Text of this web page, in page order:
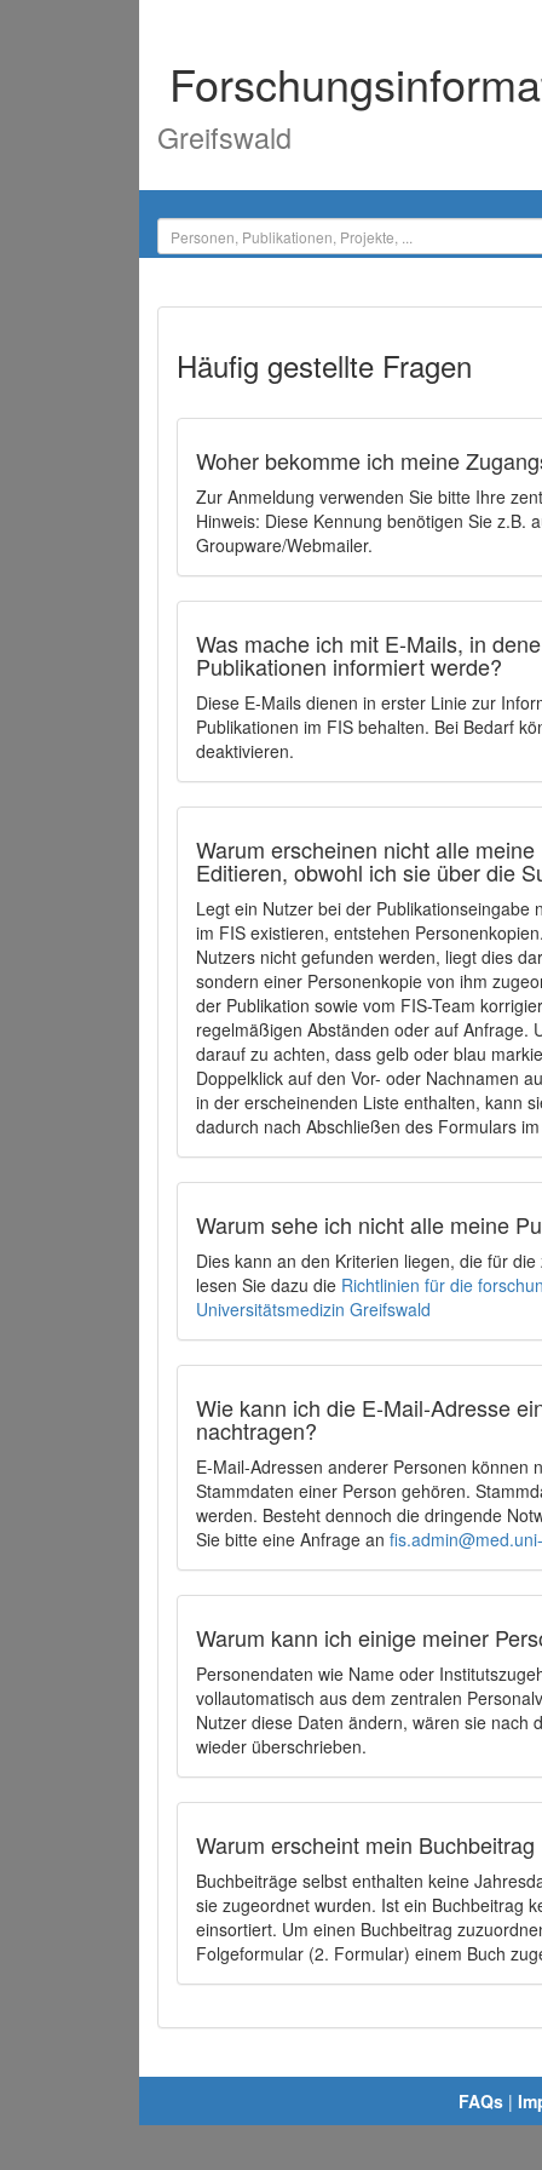
Greifswald
Häufig gestellte Fragen
Woher bekomme ich meine
Zur Anmeldung verwenden Sie bitte Ihre
Hinweis: Diese Kennung benötigen Sie z.B.
Groupware/Webmailer.
Was mache ich mit E-Mails, in
Publikationen informiert werde?
Diese E-Mails dienen in erster Linie zur
Publikationen im FIS behalten. Bei Bedarf
deaktivieren.
Warum erscheinen nicht alle
Editieren, obwohl ich sie über die
Legt ein Nutzer bei der
im FIS existieren, entstehen
Nutzers nicht gefunden werden, liegt dies
sondern einer Personenkopie von ihm
der Publikation sowie vom FIS-Team
regelmäßigen Abständen oder auf Anfrage.
darauf zu achten, dass gelb oder blau
Doppelklick auf den Vor- oder Nachnamen
in der erscheinenden Liste enthalten, kann
dadurch nach Abschließen des Formulars
Warum sehe ich nicht alle meine
Dies kann an den Kriterien liegen, die für
lesen Sie dazu die Richtlinien für die
Universitätsmedizin Greifswald
Wie kann ich die E-Mail-Adresse
nachtragen?
E-Mail-Adressen anderer Personen können
Stammdaten einer Person gehören.
werden. Besteht dennoch die dringende
Sie bitte eine Anfrage an
Warum kann ich einige meiner
Personendaten wie Name oder
vollautomatisch aus dem zentralen
Nutzer diese Daten ändern, wären sie
wieder überschrieben.
Warum erscheint mein
Buchbeiträge selbst enthalten keine
sie zugeordnet wurden. Ist ein Buchbeitrag
einsortiert. Um einen Buchbeitrag
Folgeformular (2. Formular) einem Buch
FAQs |